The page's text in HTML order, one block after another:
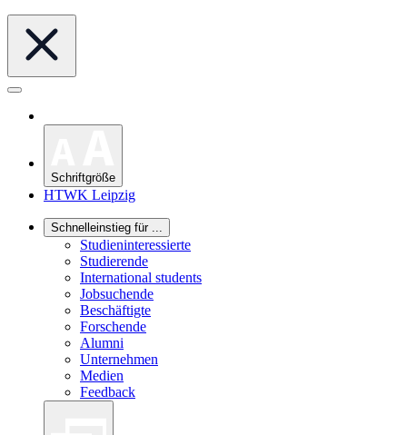
Schriftgröße
HTWK Leipzig
Schnelleinstieg für ...
Studieninteressierte
Studierende
International students
Jobsuchende
Beschäftigte
Forschende
Alumni
Unternehmen
Medien
Feedback